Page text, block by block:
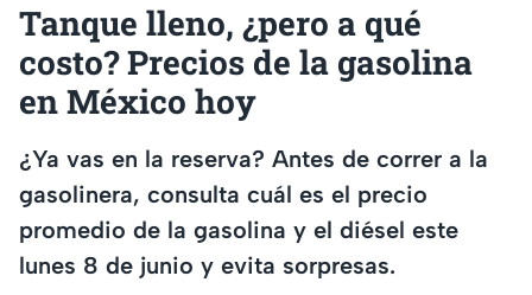
Tanque lleno, ¿pero a qué
costo? Precios de la gasolina
en México hoy
¿Ya vas en la reserva? Antes de correr a la
gasolinera, consulta cuál es el precio
promedio de la gasolina y el diésel este
lunes 8 de junio y evita sorpresas.